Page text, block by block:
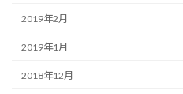
2019年2月
2019年1月
2018年12月